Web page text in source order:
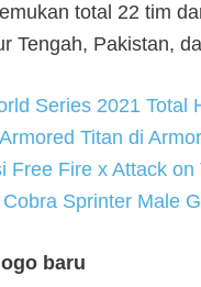
total 22 tim
Tengah, Pakistan,
Series 2021 Total
Titan di
Free Fire x Attack on
Sprinter Male
baru